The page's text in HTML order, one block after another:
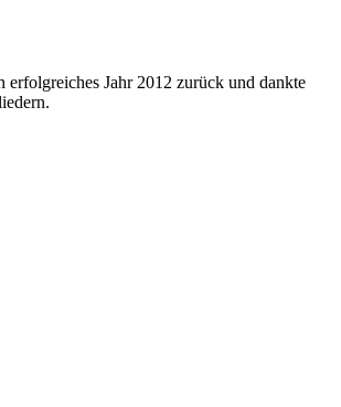
Jahr 2012 zurück und dankte